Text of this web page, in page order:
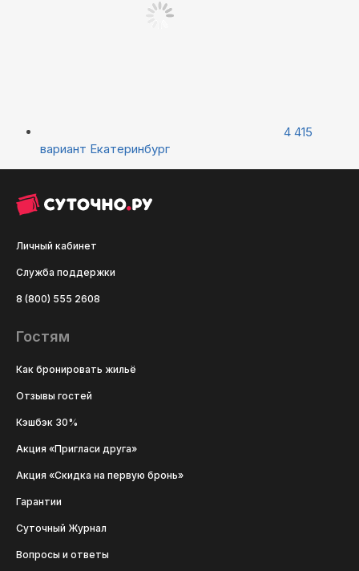
4 415
вариант Екатеринбург
Личный кабинет
Служба поддержки
8 (800) 555 2608
Гостям
Как бронировать жильё
Отзывы гостей
Кэшбэк 30%
Акция «Пригласи друга»
Акция «Скидка на первую бронь»
Гарантии
Суточный Журнал
Вопросы и ответы